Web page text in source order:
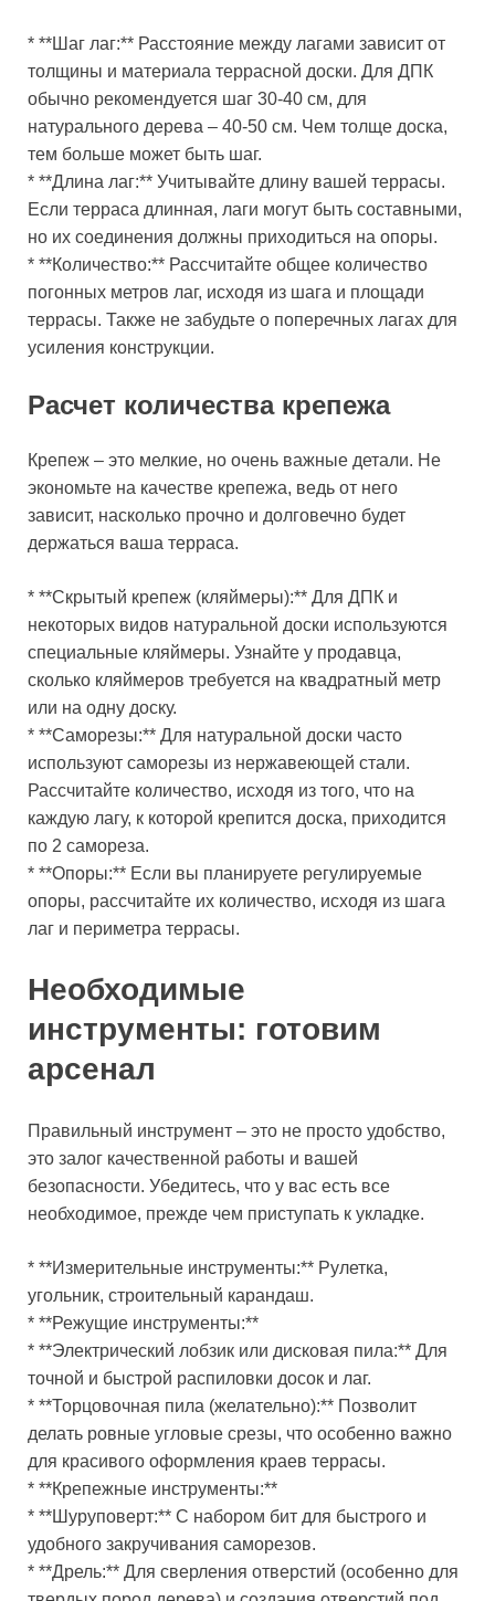
* **Шаг лаг:** Расстояние между лагами зависит от
толщины и материала террасной доски. Для ДПК
обычно рекомендуется шаг 30-40 см, для
натурального дерева – 40-50 см. Чем толще доска,
тем больше может быть шаг.
* **Длина лаг:** Учитывайте длину вашей террасы.
Если терраса длинная, лаги могут быть составными,
но их соединения должны приходиться на опоры.
* **Количество:** Рассчитайте общее количество
погонных метров лаг, исходя из шага и площади
террасы. Также не забудьте о поперечных лагах для
усиления конструкции.
Расчет количества крепежа
Крепеж – это мелкие, но очень важные детали. Не
экономьте на качестве крепежа, ведь от него
зависит, насколько прочно и долговечно будет
держаться ваша терраса.
* **Скрытый крепеж (кляймеры):** Для ДПК и
некоторых видов натуральной доски используются
специальные кляймеры. Узнайте у продавца,
сколько кляймеров требуется на квадратный метр
или на одну доску.
* **Саморезы:** Для натуральной доски часто
используют саморезы из нержавеющей стали.
Рассчитайте количество, исходя из того, что на
каждую лагу, к которой крепится доска, приходится
по 2 самореза.
* **Опоры:** Если вы планируете регулируемые
опоры, рассчитайте их количество, исходя из шага
лаг и периметра террасы.
Необходимые
инструменты: готовим
арсенал
Правильный инструмент – это не просто удобство,
это залог качественной работы и вашей
безопасности. Убедитесь, что у вас есть все
необходимое, прежде чем приступать к укладке.
* **Измерительные инструменты:** Рулетка,
угольник, строительный карандаш.
* **Режущие инструменты:**
* **Электрический лобзик или дисковая пила:** Для
точной и быстрой распиловки досок и лаг.
* **Торцовочная пила (желательно):** Позволит
делать ровные угловые срезы, что особенно важно
для красивого оформления краев террасы.
* **Крепежные инструменты:**
* **Шуруповерт:** С набором бит для быстрого и
удобного закручивания саморезов.
* **Дрель:** Для сверления отверстий (особенно для